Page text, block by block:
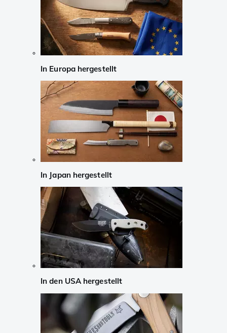
In Europa hergestellt
In Japan hergestellt
In den USA hergestellt